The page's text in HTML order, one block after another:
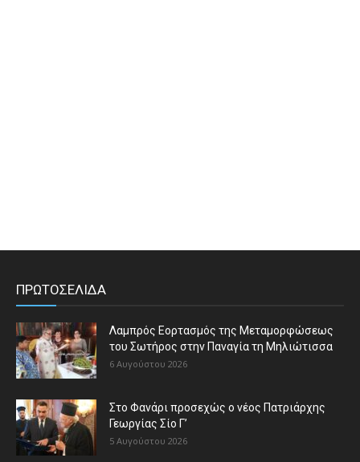
ΠΡΩΤΟΣΕΛΙΔΑ
Λαμπρός Εορτασμός της Μεταμορφώσεως
του Σωτήρος στην Παναγία τη Μηλιώτισσα
6 Αυγούστου 2026
Στο Φανάρι προσεχώς ο νέος Πατριάρχης
Γεωργίας Σίο Γ’
5 Αυγούστου 2026